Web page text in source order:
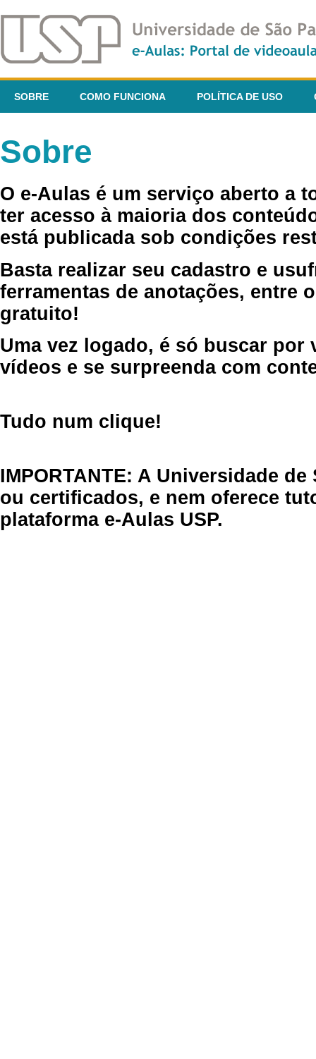
SOBRE COMO FUNCIONA POLÍTICA DE USO
Sobre
O e-Aulas é um serviço aberto a
ter acesso à maioria dos
está publicada sob condições
Basta realizar seu cadastro e
ferramentas de anotações, entre
gratuito!
Uma vez logado, é só buscar por
vídeos e se surpreenda com
Tudo num clique!
IMPORTANTE: A Universidade
ou certificados, e nem oferece
plataforma e-Aulas USP.